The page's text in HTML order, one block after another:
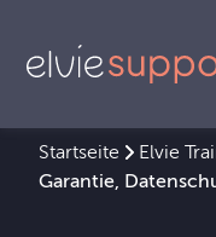
Startseite
Elvie
Garantie,